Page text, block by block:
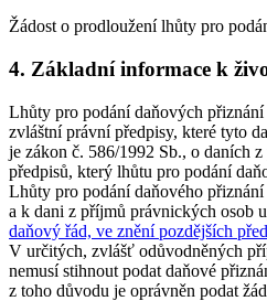
Žádost o prodloužení lhůty pro
4. Základní informace k
Lhůty pro podání daňových
zvláštní právní předpisy, které tyto
je zákon č. 586/1992 Sb., o daních
předpisů, který lhůtu pro podání
Lhůty pro podání daňového
a k dani z příjmů právnických osob
daňový řád, ve znění pozdějších
V určitých, zvlášť odůvodněných
nemusí stihnout podat daňové
z toho důvodu je oprávněn podat